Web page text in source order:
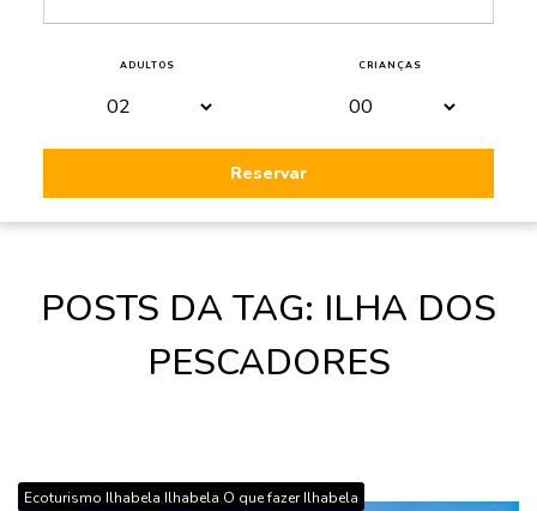
ADULTOS CRIANÇAS
Reservar
POSTS DA TAG: ILHA DOS
PESCADORES
Ecoturismo Ilhabela,Ilhabela,O que fazer Ilhabela